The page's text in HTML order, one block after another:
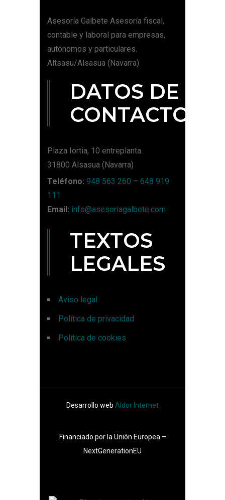
Asesoría Galbete Asesoría fiscal,
contable y laboral para empresas,
autónomos y particulares.
Altsasu/Alsasua (Navarra)
DATOS DE
CONTACTO
Plaza Iortia, 10 entreplanta.
31800 Alsasua (Navarra)
Teléfono: 948 563 260 – 648 919
111
Email: info@asesoriagalbete.com
TEXTOS
LEGALES
Aviso legal
Política de privacidad
Política de cookies
Desarrollo web Aldor Internet
Financiado por la Unión Europea –
NextGenerationEU